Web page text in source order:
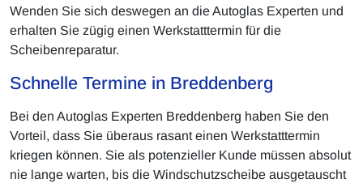
Wenden Sie sich deswegen an die Autoglas Experten und
erhalten Sie zügig einen Werkstatttermin für die
Scheibenreparatur.
Schnelle Termine in Breddenberg
Bei den Autoglas Experten Breddenberg haben Sie den
Vorteil, dass Sie überaus rasant einen Werkstatttermin
kriegen können. Sie als potenzieller Kunde müssen absolut
nie lange warten, bis die Windschutzscheibe ausgetauscht